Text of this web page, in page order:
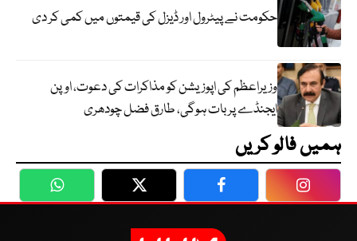
حکومت نے پیٹرول اور ڈیزل کی قیمتوں میں کمی کر دی
وزیراعظم کی اپوزیشن کو مذاکرات کی دعوت، اوپن
ایجنڈے پر بات ہوگی، طارق فضل چودھری
ہمیں فالو کریں
WhatsApp Twitter Facebook